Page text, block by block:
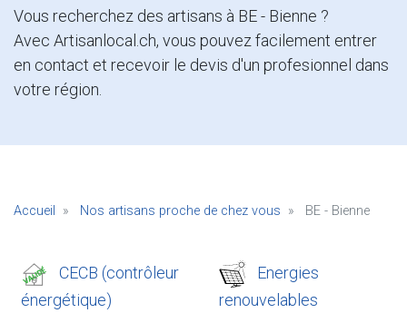
Vous recherchez des artisans à BE - Bienne ?
Avec Artisanlocal.ch, vous pouvez facilement entrer
en contact et recevoir le devis d'un profesionnel dans
votre région.
Accueil Nos artisans proche de chez vous BE - Bienne
énergétique)
renouvelables